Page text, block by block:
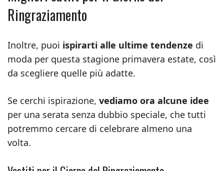
Ringraziamento
Inoltre, puoi ispirarti alle ultime tendenze di
moda per questa stagione primavera estate, così
da scegliere quelle più adatte.
Se cerchi ispirazione, vediamo ora alcune idee
per una serata senza dubbio speciale, che tutti
potremmo cercare di celebrare almeno una
volta.